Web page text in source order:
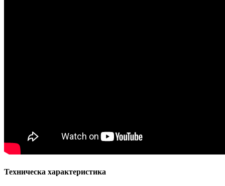
Техническа характеристика